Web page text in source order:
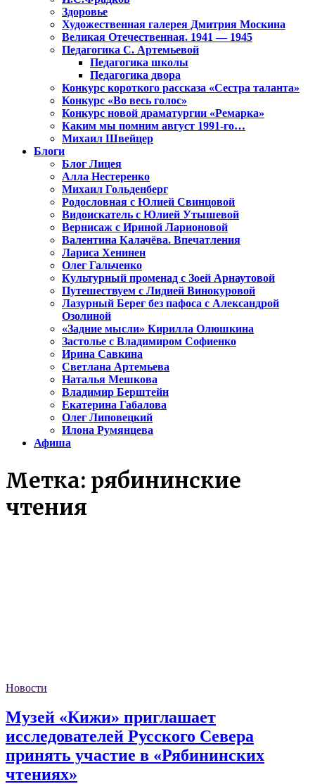
Здоровье
Художественная галерея Дмитрия Москина
Великая Отечественная. 1941 — 1945
Педагогика С. Артемьевой
Педагогика школы
Педагогика двора
Конкурс короткого рассказа «Сестра таланта»
Конкурс «Во весь голос»
Конкурс новой драматургии «Ремарка»
Каким мы помним август 1991-го…
Михаил Швейцер
Блоги
Блог Лицея
Алла Нестеренко
Михаил Гольденберг
Родословная с Юлией Свинцовой
Видоискатель с Юлией Утышевой
Вернисаж с Ириной Ларионовой
Валентина Калачёва. Впечатления
Лариса Хенинен
Олег Гальченко
Культурный променад с Зоей Арнаутовой
Путешествуем с Лидией Винокуровой
Лазурный Берег без пафоса с Александрой
Озолиной
«Задние мысли» Кирилла Олюшкина
Застолье с Владимиром Софиенко
Ирина Савкина
Светлана Артемьева
Наталья Мешкова
Владимир Берштейн
Екатерина Габалова
Олег Липовецкий
Илона Румянцева
Афиша
Метка: рябининские
чтения
Новости
Музей «Кижи» приглашает
исследователей Русского Севера
принять участие в «Рябининских
чтениях»